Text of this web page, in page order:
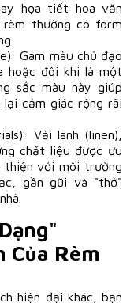
họa tiết hoa văn
thường có form
Gam màu chủ đạo
hoặc đôi khi là một
sắc màu này giúp
cảm giác rộng rãi
Vải lanh (linen),
chất liệu được ưu
thiện với môi trường
gần gũi và "thở"
Của Rèm
hiện đại khác, bạn